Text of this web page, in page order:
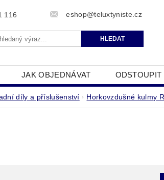
116 eshop@teluxtyniste.cz
JAK OBJEDNÁVAT
ZPRACOVÁNÍ OSOBNÍCH
díly a příslušenství Horkovzdušné kulmy